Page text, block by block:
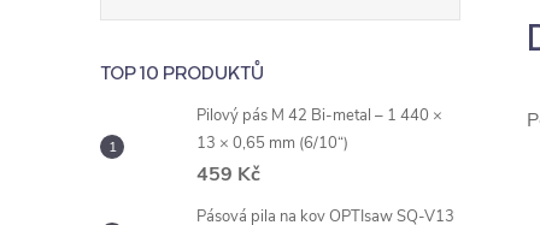
TOP 10 PRODUKTŮ
Pilový pás M 42 Bi-metal – 1 440 ×
13 × 0,65 mm (6/10“)
459 Kč
Pásová pila na kov OPTIsaw SQ-V13